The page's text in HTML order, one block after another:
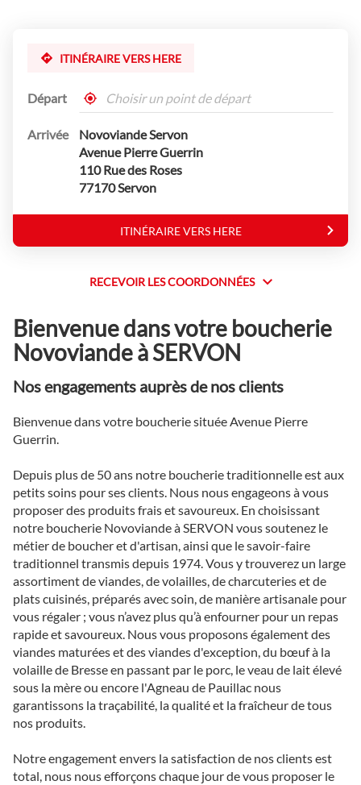
ITINÉRAIRE VERS HERE
Départ
,
un
point
de
vente
Novoviande
À
Arrivée
Novoviande Servon
Avenue Pierre Guerrin
110 Rue des Roses
77170 Servon
ITINÉRAIRE VERS HERE
JUSQU'AU
POINT
VENTE
RECEVOIR LES COORDONNÉES
RECEVOIR
COORDONNÉES
Bienvenue dans votre boucherie
Novoviande à SERVON
Nos engagements auprès de nos clients
Bienvenue dans votre boucherie située Avenue Pierre
Guerrin.
Depuis plus de 50 ans notre boucherie traditionnelle est aux
petits soins pour ses clients. Nous nous engageons à vous
proposer des produits frais et savoureux. En choisissant
notre boucherie Novoviande à SERVON vous soutenez le
métier de boucher et d'artisan, ainsi que le savoir-faire
traditionnel transmis depuis 1974. Vous y trouverez un large
assortiment de viandes, de volailles, de charcuteries et de
plats cuisinés, préparés avec soin, de manière artisanale pour
vous régaler ; vous n’avez plus qu’à enfourner pour un repas
rapide et savoureux. Nous vous proposons également des
viandes maturées et des viandes d'exception, du bœuf à la
volaille de Bresse en passant par le porc, le veau de lait élevé
sous la mère ou encore l'Agneau de Pauillac nous
garantissons la traçabilité, la qualité et la fraîcheur de tous
nos produits.
Notre engagement envers la satisfaction de nos clients est
total, nous nous efforçons chaque jour de vous proposer le